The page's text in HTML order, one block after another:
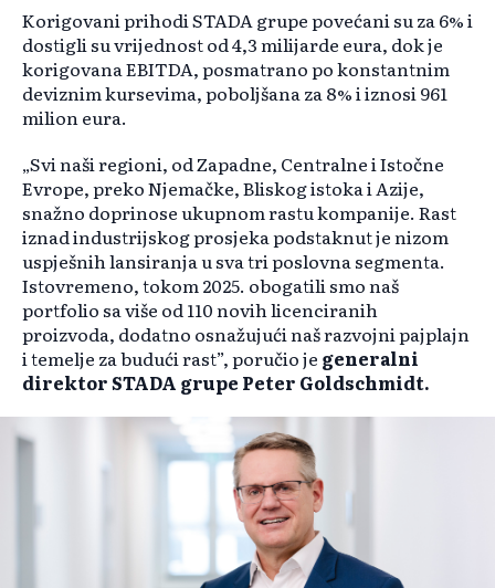
Korigovani prihodi STADA grupe povećani su za 6% i
dostigli su vrijednost od 4,3 milijarde eura, dok je
korigovana EBITDA, posmatrano po konstantnim
deviznim kursevima, poboljšana za 8% i iznosi 961
milion eura.
„Svi naši regioni, od Zapadne, Centralne i Istočne
Evrope, preko Njemačke, Bliskog istoka i Azije,
snažno doprinose ukupnom rastu kompanije. Rast
iznad industrijskog prosjeka podstaknut je nizom
uspješnih lansiranja u sva tri poslovna segmenta.
Istovremeno, tokom 2025. obogatili smo naš
portfolio sa više od 110 novih licenciranih
proizvoda, dodatno osnažujući naš razvojni pajplajn
i temelje za budući rast”, poručio je generalni
direktor STADA grupe Peter Goldschmidt.